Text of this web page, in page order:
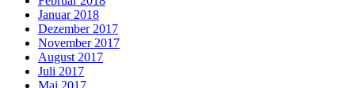
Januar 2018
Dezember 2017
November 2017
August 2017
Juli 2017
Mai 2017